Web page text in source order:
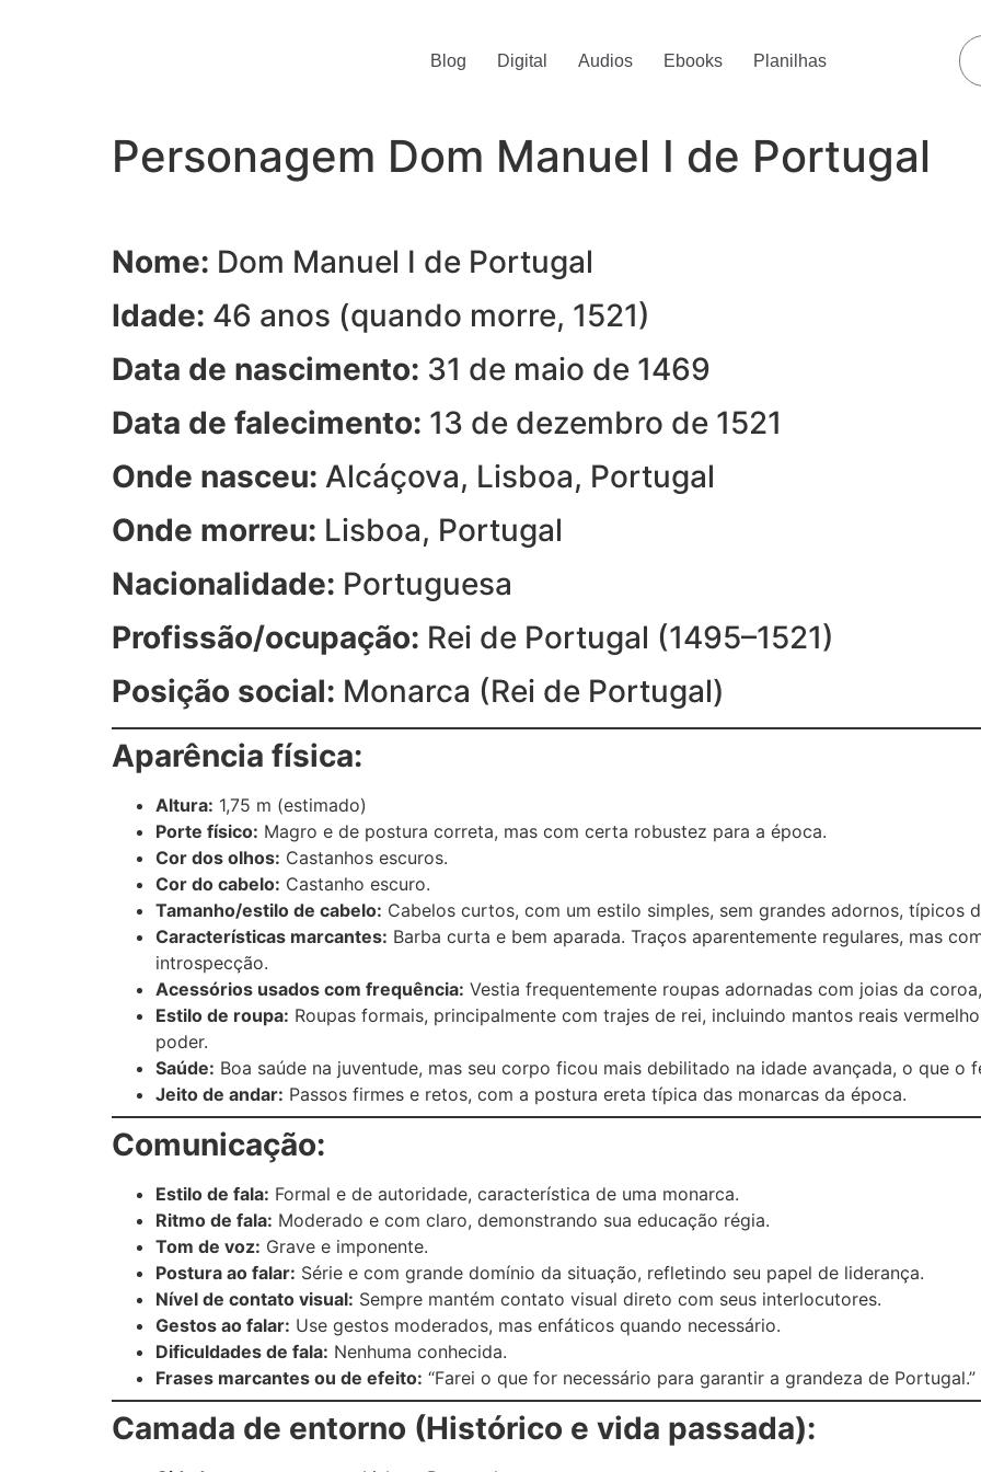
Blog Digital Audios Ebooks Planilhas
Personagem Dom Manuel I de Portugal
Nome: Dom Manuel I de Portugal
Idade: 46 anos (quando morre, 1521)
Data de nascimento: 31 de maio de 1469
Data de falecimento: 13 de dezembro de 1521
Onde nasceu: Alcáçova, Lisboa, Portugal
Onde morreu: Lisboa, Portugal
Nacionalidade: Portuguesa
Profissão/ocupação: Rei de Portugal (1495–1521)
Posição social: Monarca (Rei de Portugal)
Aparência física:
Altura: 1,75 m (estimado)
Porte físico: Magro e de postura correta, mas com certa robustez para a época.
Cor dos olhos: Castanhos escuros.
Cor do cabelo: Castanho escuro.
Tamanho/estilo de cabelo: Cabelos curtos, com um estilo simples, sem grandes adornos, típicos
Características marcantes: Barba curta e bem aparada. Traços aparentemente regulares, mas
introspecção.
Acessórios usados ​​com frequência: Vestia frequentemente roupas adornadas com joias da
Estilo de roupa: Roupas formais, principalmente com trajes de rei, incluindo mantos reais
poder.
Saúde: Boa saúde na juventude, mas seu corpo ficou mais debilitado na idade avançada, o que o
Jeito de andar: Passos firmes e retos, com a postura ereta típica das monarcas da época.
Comunicação:
Estilo de fala: Formal e de autoridade, característica de uma monarca.
Ritmo de fala: Moderado e com claro, demonstrando sua educação régia.
Tom de voz: Grave e imponente.
Postura ao falar: Série e com grande domínio da situação, refletindo seu papel de liderança.
Nível de contato visual: Sempre mantém contato visual direto com seus interlocutores.
Gestos ao falar: Use gestos moderados, mas enfáticos quando necessário.
Dificuldades de fala: Nenhuma conhecida.
Frases marcantes ou de efeito: “Farei o que for necessário para garantir a grandeza de Portugal.”
Camada de entorno (Histórico e vida passada):